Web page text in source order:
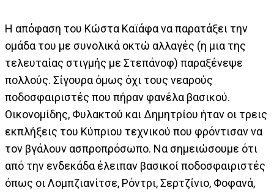
Η απόφαση του Κώστα Καϊάφα να παρατάξει την
ομάδα του με συνολικά οκτώ αλλαγές (η μια της
τελευταίας στιγμής με Στεπάνοφ) παραξένεψε
πολλούς. Σίγουρα όμως όχι τους νεαρούς
ποδοσφαιριστές που πήραν φανέλα βασικού.
Οικονομίδης, Φυλακτού και Δημητρίου ήταν οι τρεις
εκπλήξεις του Κύπριου τεχνικού που φρόντισαν να
τον βγάλουν ασπροπρόσωπο. Να σημειώσουμε ότι
από την ενδεκάδα έλειπαν βασικοί ποδοσφαιριστές
όπως οι Λομπζιανίτσε, Ρόντρι, Σερτζίνιο, Φοφανά,